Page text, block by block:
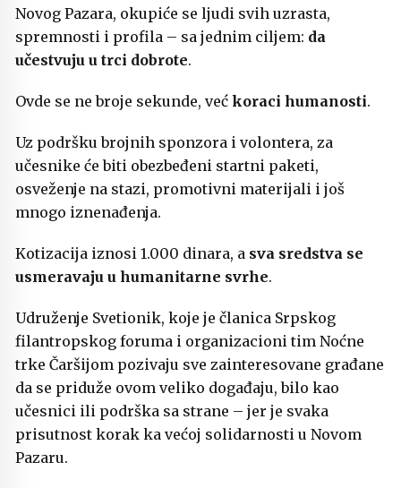
Novog Pazara, okupiće se ljudi svih uzrasta,
spremnosti i profila – sa jednim ciljem: da
učestvuju u trci dobrote.
Ovde se ne broje sekunde, već koraci humanosti.
Uz podršku brojnih sponzora i volontera, za
učesnike će biti obezbeđeni startni paketi,
osveženje na stazi, promotivni materijali i još
mnogo iznenađenja.
Kotizacija iznosi 1.000 dinara, a sva sredstva se
usmeravaju u humanitarne svrhe.
Udruženje Svetionik, koje je članica Srpskog
filantropskog foruma i organizacioni tim Noćne
trke Čaršijom pozivaju sve zainteresovane građane
da se priduže ovom veliko događaju, bilo kao
učesnici ili podrška sa strane – jer je svaka
prisutnost korak ka većoj solidarnosti u Novom
Pazaru.